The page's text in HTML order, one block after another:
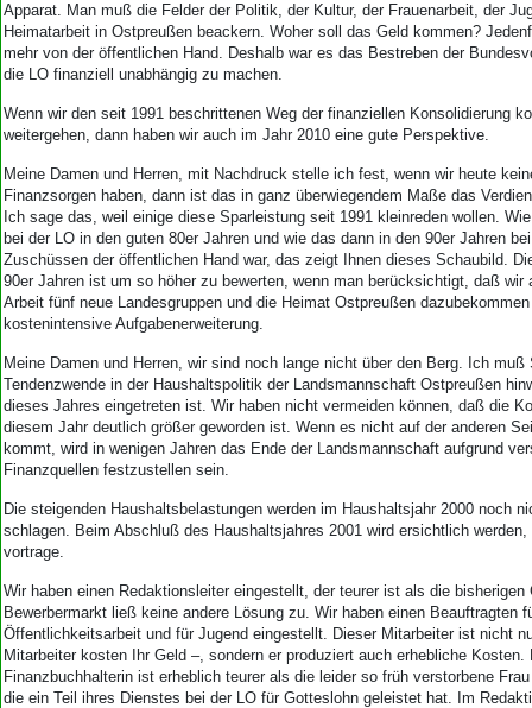
Apparat. Man muß die Felder der Politik, der Kultur, der Frauenarbeit, der
Heimatarbeit in Ostpreußen beackern. Woher soll das Geld kommen?
mehr von der öffentlichen Hand. Deshalb war es das Bestreben der
die LO finanziell unabhängig zu machen.
Wenn wir den seit 1991 beschrittenen Weg der finanziellen Konsolidierung
weitergehen, dann haben wir auch im Jahr 2010 eine gute Perspektive.
Meine Damen und Herren, mit Nachdruck stelle ich fest, wenn wir heute
Finanzsorgen haben, dann ist das in ganz überwiegendem Maße das
Ich sage das, weil einige diese Sparleistung seit 1991 kleinreden wollen.
bei der LO in den guten 80er Jahren und wie das dann in den 90er Jahren
Zuschüssen der öffentlichen Hand war, das zeigt Ihnen dieses Schaubild.
90er Jahren ist um so höher zu bewerten, wenn man berücksichtigt, daß wir
Arbeit fünf neue Landesgruppen und die Heimat Ostpreußen
kostenintensive Aufgabenerweiterung.
Meine Damen und Herren, wir sind noch lange nicht über den Berg. Ich muß
Tendenzwende in der Haushaltspolitik der Landsmannschaft Ostpreußen
dieses Jahres eingetreten ist. Wir haben nicht vermeiden können, daß die
diesem Jahr deutlich größer geworden ist. Wenn es nicht auf der anderen
kommt, wird in wenigen Jahren das Ende der Landsmannschaft aufgrund
Finanzquellen festzustellen sein.
Die steigenden Haushaltsbelastungen werden im Haushaltsjahr 2000 noch
schlagen. Beim Abschluß des Haushaltsjahres 2001 wird ersichtlich
vortrage.
Wir haben einen Redaktionsleiter eingestellt, der teurer ist als die bisherigen
Bewerbermarkt ließ keine andere Lösung zu. Wir haben einen Beauftragten
Öffentlichkeitsarbeit und für Jugend eingestellt. Dieser Mitarbeiter ist nicht
Mitarbeiter kosten Ihr Geld –, sondern er produziert auch erhebliche Kosten.
Finanzbuchhalterin ist erheblich teurer als die leider so früh verstorbene
die ein Teil ihres Dienstes bei der LO für Gotteslohn geleistet hat. Im